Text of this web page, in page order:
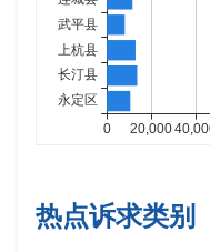
热点诉求类别